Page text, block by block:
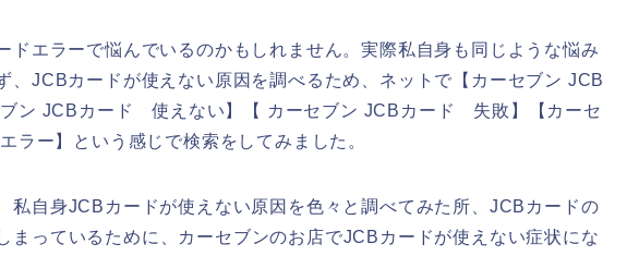
ドエラーで悩んでいるのかもしれません。実際私自身も同じような悩み
、JCBカードが使えない原因を調べるため、ネットで【カーセブン JCB
ブン JCBカード 使えない】【 カーセブン JCBカード 失敗】【カーセ
ー】という感じで検索をしてみました。
私自身JCBカードが使えない原因を色々と調べてみた所、JCBカードの
まっているために、カーセブンのお店でJCBカードが使えない症状にな